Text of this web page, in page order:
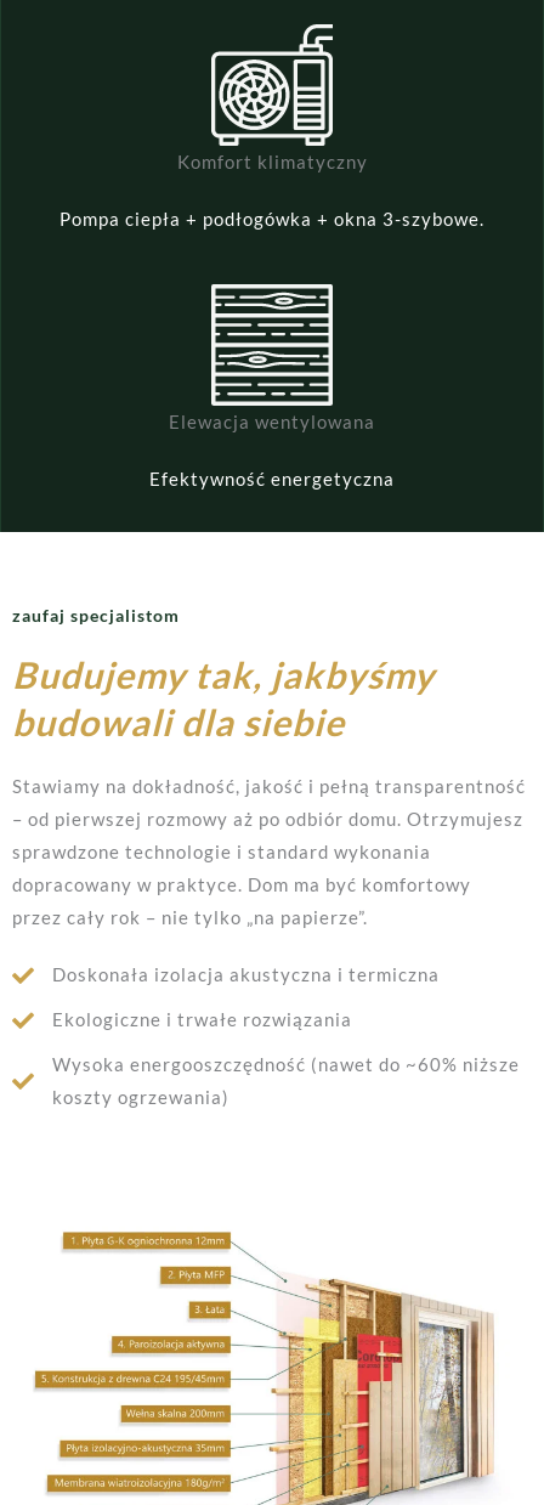
Komfort klimatyczny
Pompa ciepła + podłogówka + okna 3-szybowe.
Elewacja wentylowana
Efektywność energetyczna
zaufaj specjalistom
Budujemy tak, jakbyśmy
budowali dla siebie
Stawiamy na dokładność, jakość i pełną transparentność
– od pierwszej rozmowy aż po odbiór domu. Otrzymujesz
sprawdzone technologie i standard wykonania
dopracowany w praktyce. Dom ma być komfortowy
przez cały rok – nie tylko „na papierze”.
Doskonała izolacja akustyczna i termiczna
Ekologiczne i trwałe rozwiązania
Wysoka energooszczędność (nawet do ~60% niższe
koszty ogrzewania)